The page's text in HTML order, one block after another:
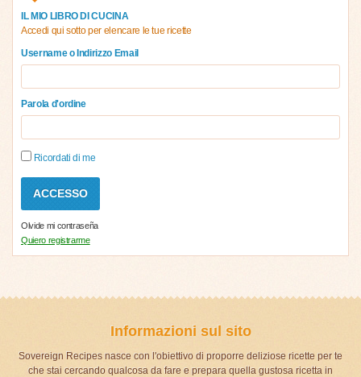
IL MIO LIBRO DI CUCINA
Accedi qui sotto per elencare le tue ricette
Username o Indirizzo Email
Parola d'ordine
Ricordati di me
Olvide mi contraseña
Quiero registrarme
Informazioni sul sito
Sovereign Recipes nasce con l'obiettivo di proporre deliziose ricette per te
che stai cercando qualcosa da fare e prepara quella gustosa ricetta in